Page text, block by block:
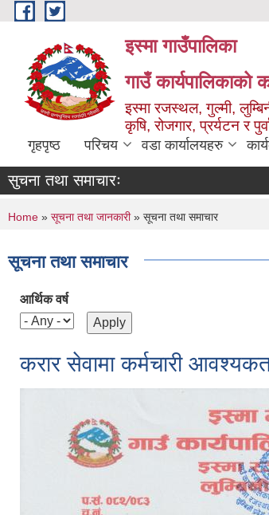
Skip to main content
इस्मा गाउँपालिका
गाउँ कार्यपालिकाको
इस्मा रजस्थल, गुल्मी,
कृषि, रोजगार, प्रर्यटन र
गृहपृष्ठ परिचय वडा कार्यालयहरु
सुचना तथा समाचारः
You are here
Home » सूचना तथा जानकारी» सूचना तथा समाचार
सूचना तथा समाचार
आर्थिक वर्ष
करार सेवामा कर्मचारी